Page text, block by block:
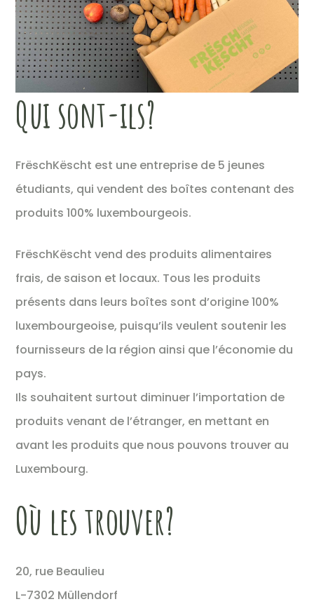
Qui sont-ils?
FrëschKëscht est une entreprise de 5 jeunes
étudiants, qui vendent des boîtes contenant des
produits 100% luxembourgeois.
FrëschKëscht vend des produits alimentaires
frais, de saison et locaux. Tous les produits
présents dans leurs boîtes sont d’origine 100%
luxembourgeoise, puisqu’ils veulent soutenir les
fournisseurs de la région ainsi que l’économie du
pays.
Ils souhaitent surtout diminuer l’importation de
produits venant de l’étranger, en mettant en
avant les produits que nous pouvons trouver au
Luxembourg.
Où les trouver?
20, rue Beaulieu
L-7302 Müllendorf